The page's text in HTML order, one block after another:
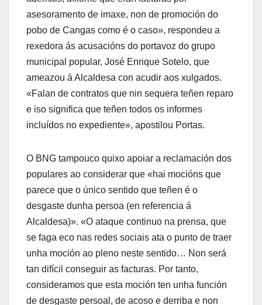
asesoramento de imaxe, non de promoción do
pobo de Cangas como é o caso», respondeu a
rexedora ás acusacións do portavoz do grupo
municipal popular, José Enrique Sotelo, que
ameazou á Alcaldesa con acudir aos xulgados.
«Falan de contratos que nin sequera teñen reparo
e iso significa que teñen todos os informes
incluídos no expediente», apostilou Portas.
O BNG tampouco quixo apoiar a reclamación dos
populares ao considerar que «hai mocións que
parece que o único sentido que teñen é o
desgaste dunha persoa (en referencia á
Alcaldesa)». «O ataque continuo na prensa, que
se faga eco nas redes sociais ata o punto de traer
unha moción ao pleno neste sentido… Non será
tan difícil conseguir as facturas. Por tanto,
consideramos que esta moción ten unha función
de desgaste persoal, de acoso e derriba e non